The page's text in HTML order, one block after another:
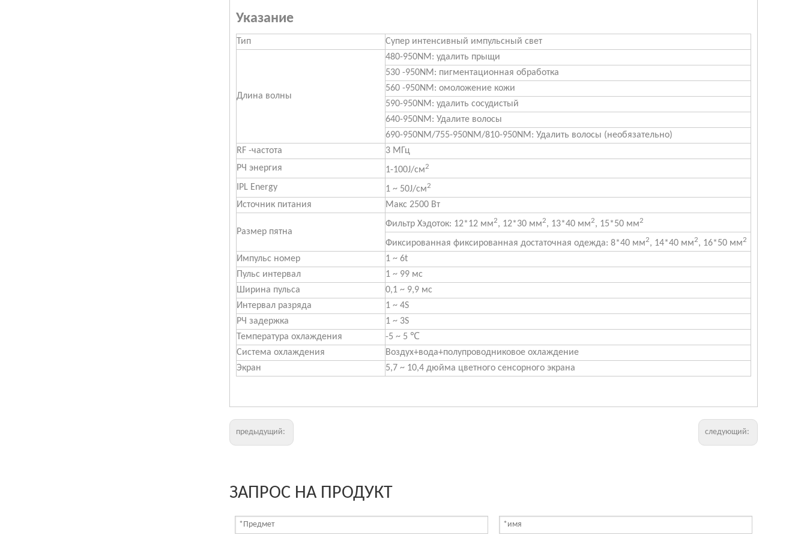
Указание
Тип Супер интенсивный импульсный свет
Длина волны
480-950NM: удалить прыщи
530 -950NM: пигментационная обработка
560 -950NM: омоложение кожи
590-950NM: удалить сосудистый
640-950NM: Удалите волосы
690-950NM/755-950NM/810-950NM: Удалить волосы (необязательно)
RF -частота
3 МГц
РЧ энергия
1-100J/см2
IPL Energy 1 ~ 50J/см2
Источник питания Макс 2500 Вт
Размер пятна
Фильтр Хэдоток: 12*12 мм2, 12*30 мм2, 13*40 мм2, 15*50 мм2
Фиксированная фиксированная достаточная одежда: 8*40 мм2, 14*40 мм2, 16*50 мм2
Импульс номер
1 ~ 6t
Пульс интервал
1 ~ 99 мс
Ширина пульса
0,1 ~ 9,9 мс
Интервал разряда
1 ~ 4S
РЧ задержка
1 ~ 3S
Температура охлаждения
-5 ~ 5 ℃
Система охлаждения
Воздух+вода+полупроводниковое охлаждение
Экран
5,7 ~ 10,4 дюйма цветного сенсорного экрана
предыдущий: следующий:
ЗАПРОС НА ПРОДУКТ